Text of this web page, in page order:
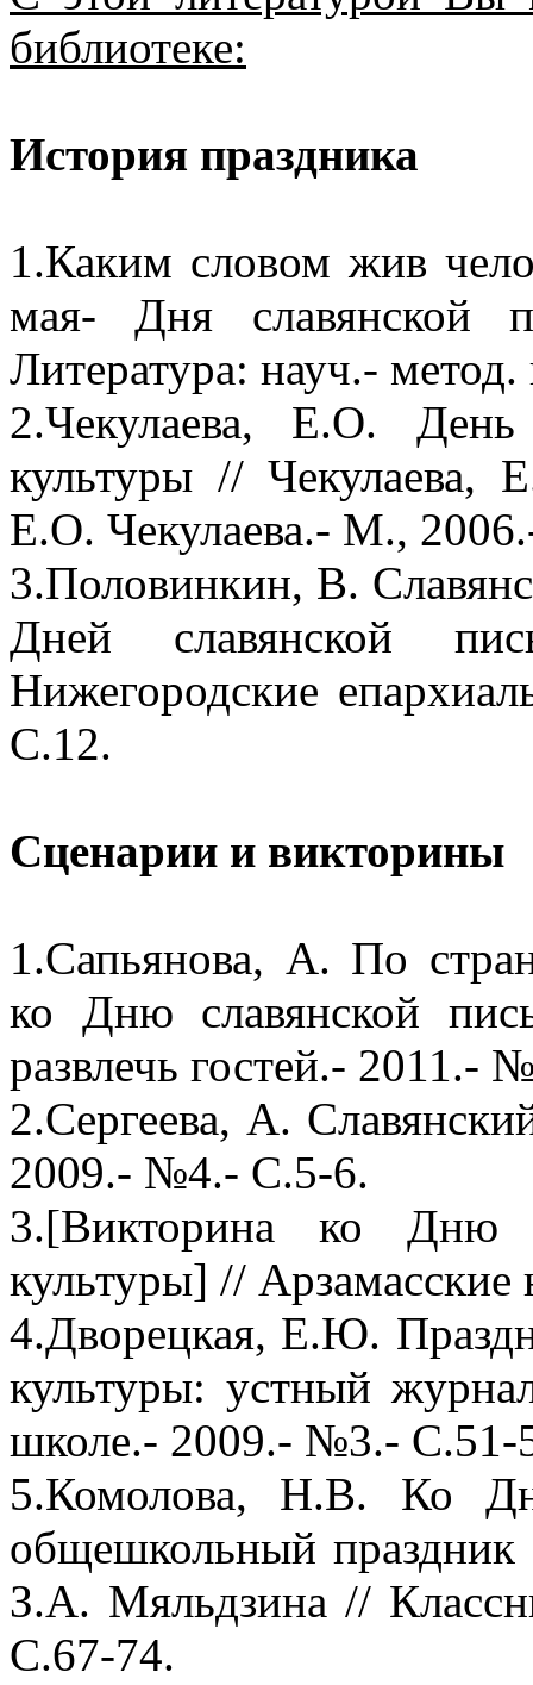
библиотеке:
История праздника
1.Каким словом жив
мая- Дня славянской
Литература: науч.-
2.Чекулаева, Е.О. День
культуры // Чекулаева,
Е.О. Чекулаева.- М.,
3.Половинкин, В.
Дней славянской
Нижегородские
С.12.
Сценарии и викторины
1.Сапьянова, А. По
ко Дню славянской
развлечь гостей.- 2011.-
2.Сергеева, А.
2009.- №4.- С.5-6.
3.[Викторина ко Дню
культуры] //
4.Дворецкая, Е.Ю.
культуры: устный
школе.- 2009.- №3.- С.51-
5.Комолова, Н.В. Ко
общешкольный
З.А. Мяльдзина //
С.67-74.